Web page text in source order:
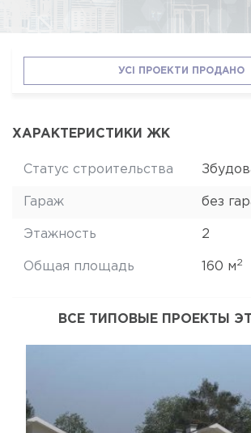
УСІ ПРОЕКТИ ПРОДАНО
ХАРАКТЕРИСТИКИ ЖК
Статус строительства
Гараж без
Этажность 2
Общая площадь 160 м2
ВСЕ ТИПОВЫЕ ПРОЕКТЫ